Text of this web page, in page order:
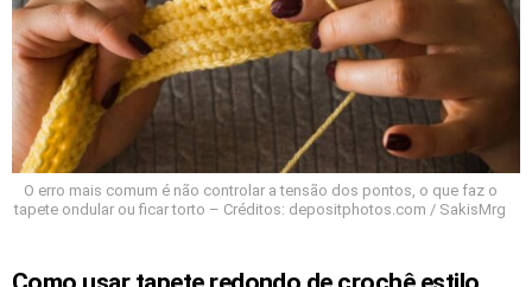
O erro mais comum é não controlar a tensão dos pontos, o que faz o
tapete ondular ou ficar torto – Créditos: depositphotos.com / SakisMrg